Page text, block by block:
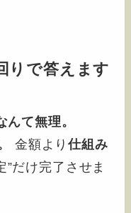
りで答えます
て無理。
金額より仕組み
”だけ完了させま